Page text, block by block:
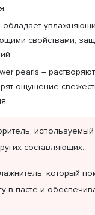
обладает
свойствами,
pearls –
ощущение
составляющих.
который
в пасте и